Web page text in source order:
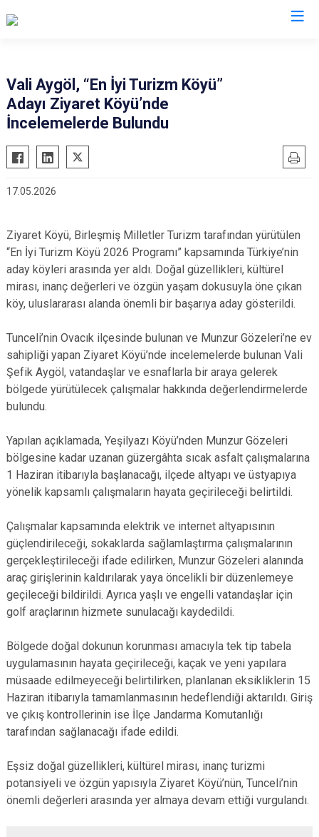
Vali Aygöl, “En İyi Turizm Köyü”
Adayı Ziyaret Köyü’nde
İncelemelerde Bulundu
17.05.2026
Ziyaret Köyü, Birleşmiş Milletler Turizm tarafından yürütülen
“En İyi Turizm Köyü 2026 Programı” kapsamında Türkiye’nin
aday köyleri arasında yer aldı. Doğal güzellikleri, kültürel
mirası, inanç değerleri ve özgün yaşam dokusuyla öne çıkan
köy, uluslararası alanda önemli bir başarıya aday gösterildi.
Tunceli’nin Ovacık ilçesinde bulunan ve Munzur Gözeleri’ne ev
sahipliği yapan Ziyaret Köyü’nde incelemelerde bulunan Vali
Şefik Aygöl, vatandaşlar ve esnaflarla bir araya gelerek
bölgede yürütülecek çalışmalar hakkında değerlendirmelerde
bulundu.
Yapılan açıklamada, Yeşilyazı Köyü’nden Munzur Gözeleri
bölgesine kadar uzanan güzergâhta sıcak asfalt çalışmalarına
1 Haziran itibarıyla başlanacağı, ilçede altyapı ve üstyapıya
yönelik kapsamlı çalışmaların hayata geçirileceği belirtildi.
Çalışmalar kapsamında elektrik ve internet altyapısının
güçlendirileceği, sokaklarda sağlamlaştırma çalışmalarının
gerçekleştirileceği ifade edilirken, Munzur Gözeleri alanında
araç girişlerinin kaldırılarak yaya öncelikli bir düzenlemeye
geçileceği bildirildi. Ayrıca yaşlı ve engelli vatandaşlar için
golf araçlarının hizmete sunulacağı kaydedildi.
Bölgede doğal dokunun korunması amacıyla tek tip tabela
uygulamasının hayata geçirileceği, kaçak ve yeni yapılara
müsaade edilmeyeceği belirtilirken, planlanan eksikliklerin 15
Haziran itibarıyla tamamlanmasının hedeflendiği aktarıldı. Giriş
ve çıkış kontrollerinin ise İlçe Jandarma Komutanlığı
tarafından sağlanacağı ifade edildi.
Eşsiz doğal güzellikleri, kültürel mirası, inanç turizmi
potansiyeli ve özgün yapısıyla Ziyaret Köyü’nün, Tunceli’nin
önemli değerleri arasında yer almaya devam ettiği vurgulandı.